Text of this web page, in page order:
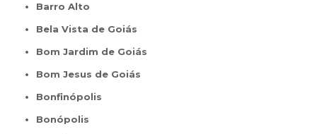
Barro Alto
Bela Vista de Goiás
Bom Jardim de Goiás
Bom Jesus de Goiás
Bonfinópolis
Bonópolis